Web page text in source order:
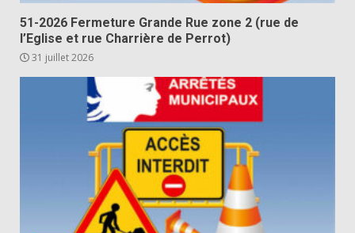
51-2026 Fermeture Grande Rue zone 2 (rue de
l’Eglise et rue Charrière de Perrot)
31 juillet 2026